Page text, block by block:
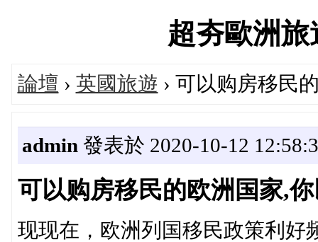
超夯歐洲
論壇 › 英國旅遊 › 可以购房移民
admin 發表於 2020-10-12
可以购房移民的欧洲国家,
现现在，欧洲列国移民政策利好